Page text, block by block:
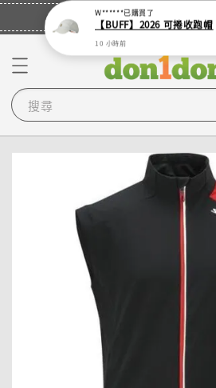
🎉登入會員・領取您的專屬折扣
搜尋
W******已購買了
【BUFF】2026 可捲收跑帽